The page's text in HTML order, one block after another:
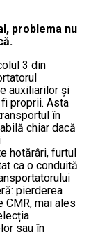
problema nu
3 din
auxiliarilor și
proprii. Asta
în
chiar dacă
hotărâri, furtul
ca o conduită
pierderea
mai ales
sau în